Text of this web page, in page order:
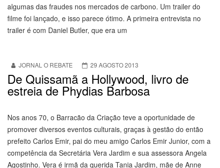
algumas das fraudes nos mercados de carbono. Um trailer do
filme foi lançado, e isso parece ótimo. A primeira entrevista no
trailer é com Daniel Butler, que era um
JORNAL O REBATE 29 AGOSTO 2013
De Quissamã a Hollywood, livro de
estreia de Phydias Barbosa
Nos anos 70, o Barracão da Criação teve a oportunidade de
promover diversos eventos culturais, graças à gestão do então
prefeito Carlos Emir, pai do meu amigo Carlos Emir Junior, com a
competência da Secretária Vera Jardim e sua assessora Angela
Agostinho. Vera é irmã da querida Tania Jardim, mãe de Anne